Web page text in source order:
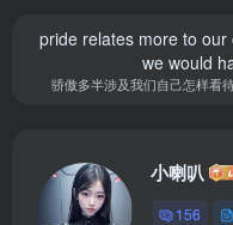
pride relates more to
we would
骄傲多半涉及我们自己怎样看
小喇叭
156